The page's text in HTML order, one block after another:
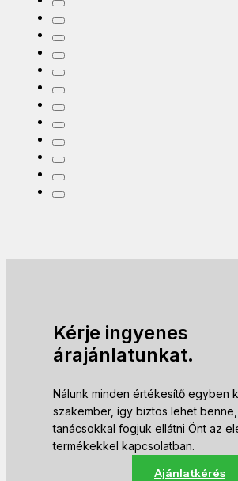
Kérje ingyenes
árajánlatunkat.
Nálunk minden értékesítő egyben
szakember, így biztos lehet
tanácsokkal fogjuk ellátni Önt az
termékekkel kapcsolatban.
Ajánlatkérés